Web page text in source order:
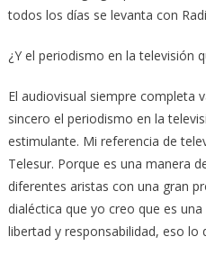
todos los días se levanta con
¿Y el periodismo en la televisión
El audiovisual siempre completa
sincero el periodismo en la
estimulante. Mi referencia de
Telesur. Porque es una manera
diferentes aristas con una gran
dialéctica que yo creo que es
libertad y responsabilidad, eso lo